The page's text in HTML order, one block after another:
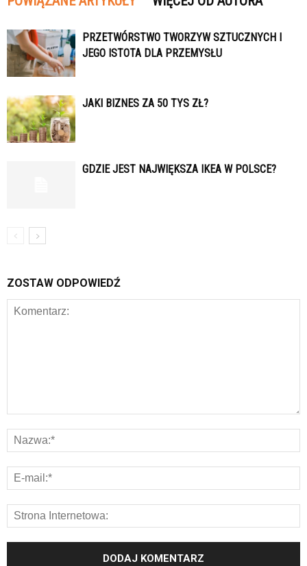
PRZETWÓRSTWO TWORZYW SZTUCZNYCH I
JEGO ISTOTA DLA PRZEMYSŁU
JAKI BIZNES ZA 50 TYS ZŁ?
GDZIE JEST NAJWIĘKSZA IKEA W POLSCE?
ZOSTAW ODPOWIEDŹ